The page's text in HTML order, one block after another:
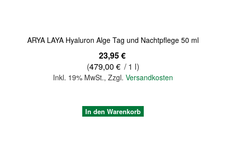
ARYA LAYA Hyaluron Alge Tag und Nachtpflege 50 ml
23,95 €
(479,00 € / 1 l)
Inkl. 19% MwSt., Zzgl. Versandkosten
In den Warenkorb